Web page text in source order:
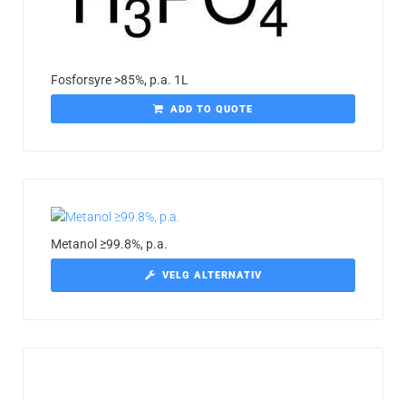
Fosforsyre >85%, p.a. 1L
ADD TO QUOTE
Metanol ≥99.8%, p.a.
VELG ALTERNATIV